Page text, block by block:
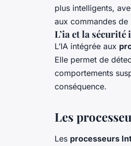
plus intelligents,
aux commandes de
L’ia et la
L’IA intégrée aux
Elle permet de
comportements
conséquence.
Les
Les processeurs